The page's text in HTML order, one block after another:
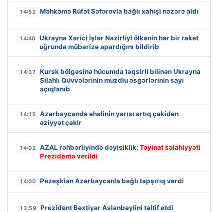
14:52 Məhkəmə Rüfət Səfərovla bağlı xahişi nəzərə aldı
14:40
Ukrayna Xarici İşlər Nazirliyi ölkənin hər bir raket
uğrunda mübarizə apardığını bildirib
14:37
Kursk bölgəsinə hücumda təqsirli bilinən Ukrayna
Silahlı Qüvvələrinin muzdlu əsgərlərinin sayı
açıqlanıb
14:15
Azərbaycanda əhalinin yarısı artıq çəkidən
əziyyət çəkir
14:02 AZAL rəhbərliyində dəyişiklik: Təyinat səlahiyyəti
Prezidentə verildi
14:00 Pezeşkian Azərbaycanla bağlı tapşırıq verdi
13:59 Prezident Bəxtiyar Aslanbəylini təltif etdi